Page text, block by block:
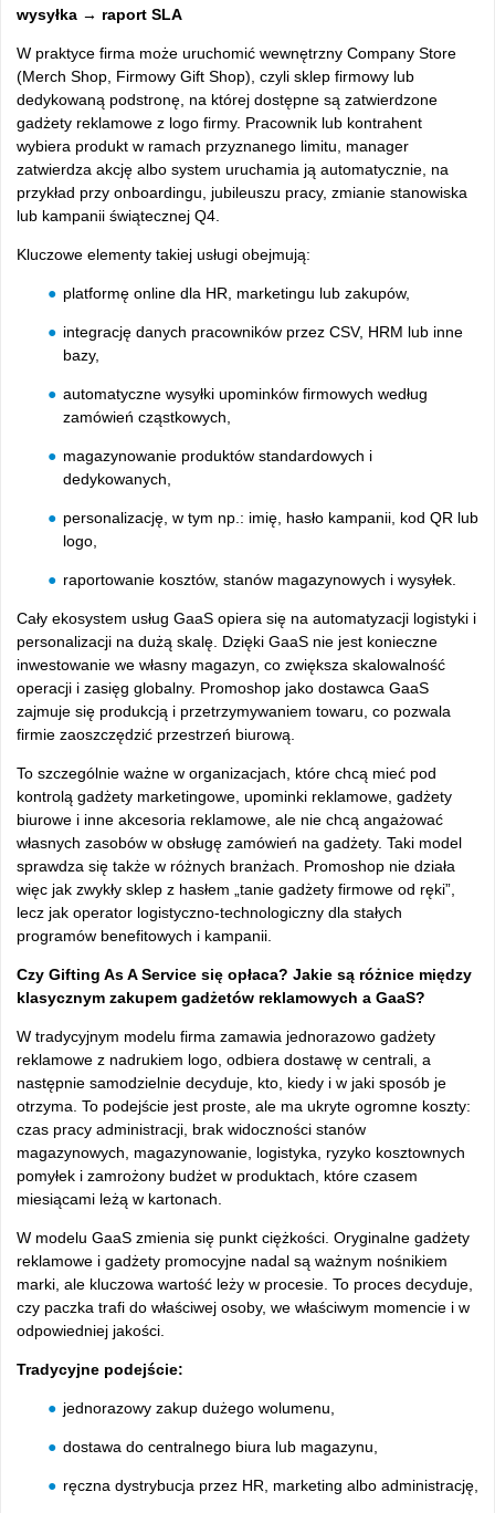
wysyłka → raport SLA
W praktyce firma może uruchomić wewnętrzny Company Store
(Merch Shop, Firmowy Gift Shop), czyli sklep firmowy lub
dedykowaną podstronę, na której dostępne są zatwierdzone
gadżety reklamowe z logo firmy. Pracownik lub kontrahent
wybiera produkt w ramach przyznanego limitu, manager
zatwierdza akcję albo system uruchamia ją automatycznie, na
przykład przy onboardingu, jubileuszu pracy, zmianie stanowiska
lub kampanii świątecznej Q4.
Kluczowe elementy takiej usługi obejmują:
platformę online dla HR, marketingu lub zakupów,
integrację danych pracowników przez CSV, HRM lub inne
bazy,
automatyczne wysyłki upominków firmowych według
zamówień cząstkowych,
magazynowanie produktów standardowych i
dedykowanych,
personalizację, w tym np.: imię, hasło kampanii, kod QR lub
logo,
raportowanie kosztów, stanów magazynowych i wysyłek.
Cały ekosystem usług GaaS opiera się na automatyzacji logistyki i
personalizacji na dużą skalę. Dzięki GaaS nie jest konieczne
inwestowanie we własny magazyn, co zwiększa skalowalność
operacji i zasięg globalny. Promoshop jako dostawca GaaS
zajmuje się produkcją i przetrzymywaniem towaru, co pozwala
firmie zaoszczędzić przestrzeń biurową.
To szczególnie ważne w organizacjach, które chcą mieć pod
kontrolą gadżety marketingowe, upominki reklamowe, gadżety
biurowe i inne akcesoria reklamowe, ale nie chcą angażować
własnych zasobów w obsługę zamówień na gadżety. Taki model
sprawdza się także w różnych branżach. Promoshop nie działa
więc jak zwykły sklep z hasłem „tanie gadżety firmowe od ręki”,
lecz jak operator logistyczno-technologiczny dla stałych
programów benefitowych i kampanii.
Czy Gifting As A Service się opłaca? Jakie są różnice między
klasycznym zakupem gadżetów reklamowych a GaaS?
W tradycyjnym modelu firma zamawia jednorazowo gadżety
reklamowe z nadrukiem logo, odbiera dostawę w centrali, a
następnie samodzielnie decyduje, kto, kiedy i w jaki sposób je
otrzyma. To podejście jest proste, ale ma ukryte ogromne koszty:
czas pracy administracji, brak widoczności stanów
magazynowych, magazynowanie, logistyka, ryzyko kosztownych
pomyłek i zamrożony budżet w produktach, które czasem
miesiącami leżą w kartonach.
W modelu GaaS zmienia się punkt ciężkości. Oryginalne gadżety
reklamowe i gadżety promocyjne nadal są ważnym nośnikiem
marki, ale kluczowa wartość leży w procesie. To proces decyduje,
czy paczka trafi do właściwej osoby, we właściwym momencie i w
odpowiedniej jakości.
Tradycyjne podejście:
jednorazowy zakup dużego wolumenu,
dostawa do centralnego biura lub magazynu,
ręczna dystrybucja przez HR, marketing albo administrację,